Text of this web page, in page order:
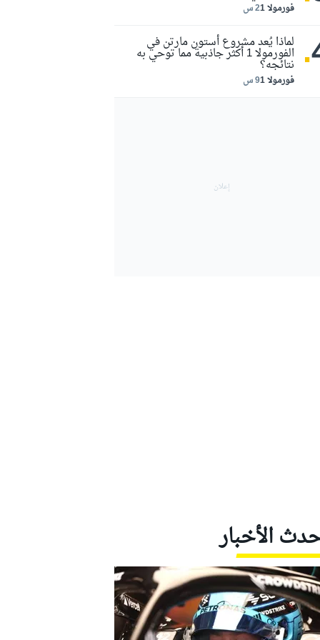
فورمولا 1 2 س
. فورمولا 1 9 س
لماذا يُعد مشروع أستون مارتن في
الفورمولا 1 أكثر جاذبية مما توحي به
نتائجه؟
الأخبار